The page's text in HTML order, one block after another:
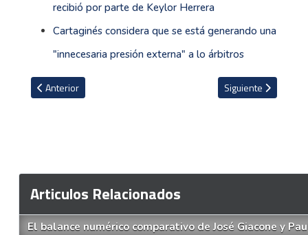
recibió por parte de Keylor Herrera
Cartaginés considera que se está generando una
"innecesaria presión externa" a lo árbitros
Artículo anterior: Saprissa se pronuncia sobre resolución del TAS
Anterior Artículo siguiente:
Siguiente
Articulos Relacionados
El balance numérico comparativo de José Giacone y